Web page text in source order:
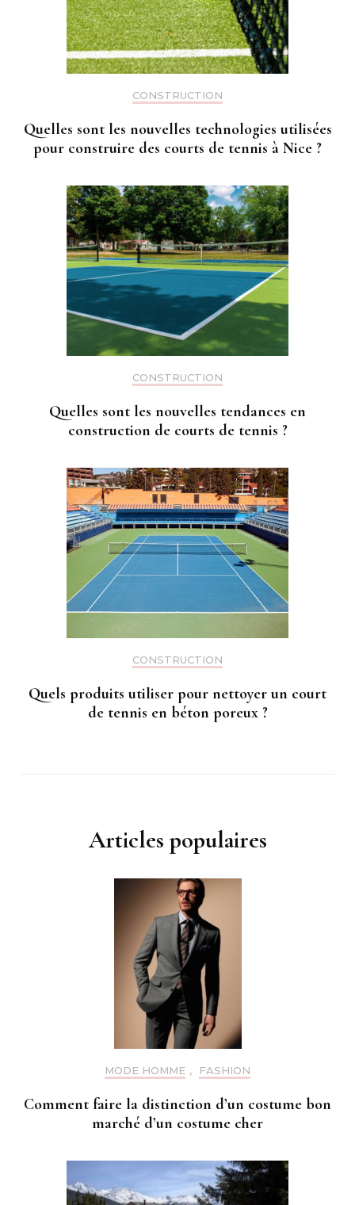
CONSTRUCTION
Quelles sont les nouvelles technologies utilisées
pour construire des courts de tennis à Nice ?
CONSTRUCTION
Quelles sont les nouvelles tendances en
construction de courts de tennis ?
CONSTRUCTION
Quels produits utiliser pour nettoyer un court
de tennis en béton poreux ?
Articles populaires
MODE HOMME , FASHION
Comment faire la distinction d’un costume bon
marché d’un costume cher